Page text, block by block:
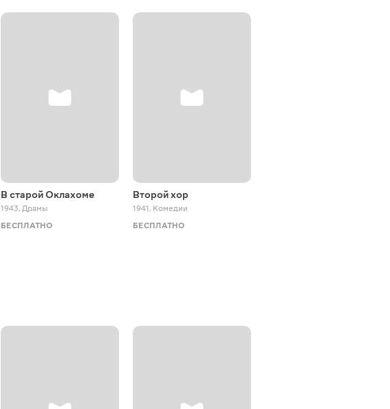
В старой Оклахоме
1943, Драмы
БЕСПЛАТНО
Второй хор
1941, Комедии
БЕСПЛАТНО